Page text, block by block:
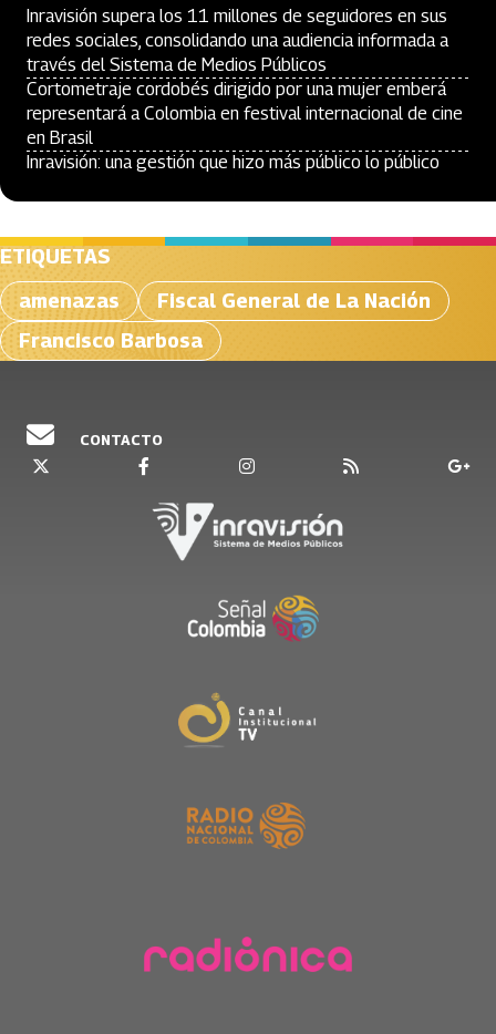
Inravisión supera los 11 millones de seguidores en sus
redes sociales, consolidando una audiencia informada a
través del Sistema de Medios Públicos
Cortometraje cordobés dirigido por una mujer emberá
representará a Colombia en festival internacional de cine
en Brasil
Inravisión: una gestión que hizo más público lo público
ETIQUETAS
amenazas
Fiscal General de La Nación
Francisco Barbosa
CONTACTO